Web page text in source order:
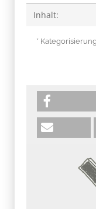
Inhalt:
*